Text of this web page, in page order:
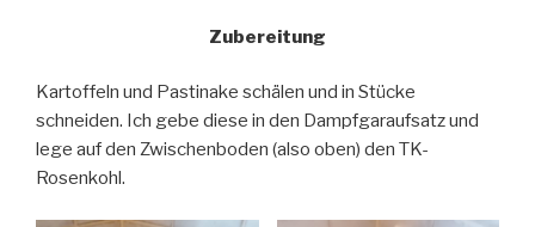
Zubereitung
Kartoffeln und Pastinake schälen und in Stücke
schneiden. Ich gebe diese in den Dampfgaraufsatz und
lege auf den Zwischenboden (also oben) den TK-
Rosenkohl.